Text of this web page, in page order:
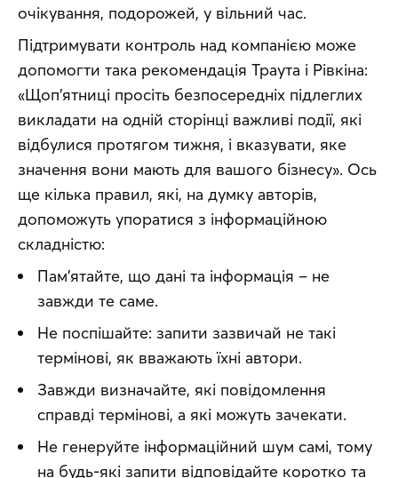
очікування, подорожей, у вільний час.
Підтримувати контроль над компанією може
допомогти така рекомендація Траута і Рівкіна:
«Щоп’ятниці просіть безпосередніх підлеглих
викладати на одній сторінці важливі події, які
відбулися протягом тижня, і вказувати, яке
значення вони мають для вашого бізнесу». Ось
ще кілька правил, які, на думку авторів,
допоможуть упоратися з інформаційною
складністю:
Пам’ятайте, що дані та інформація – не
завжди те саме.
Не поспішайте: запити зазвичай не такі
термінові, як вважають їхні автори.
Завжди визначайте, які повідомлення
справді термінові, а які можуть зачекати.
Не генеруйте інформаційний шум самі, тому
на будь-які запити відповідайте коротко та